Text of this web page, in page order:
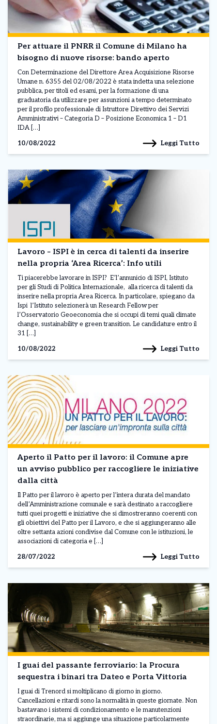
Per attuare il PNRR il Comune di Milano ha
bisogno di nuove risorse: bando aperto
Con Determinazione del Direttore Area Acquisizione Risorse
Umane n. 6355 del 02/08/2022 è stata indetta una selezione
pubblica, per titoli ed esami, per la formazione di una
graduatoria da utilizzare per assunzioni a tempo determinato
per il profilo professionale di Istruttore Direttivo dei Servizi
Amministrativi – Categoria D – Posizione Economica 1 – D1
IDA […]
10/08/2022
Leggi Tutto
Lavoro – ISPI è in cerca di talenti da inserire
nella propria ‘Area Ricerca’: Info utili
Ti piacerebbe lavorare in ISPI? E’l’annunicio di ISPI, Istituto
per gli Studi di Politica Internazionale, alla ricerca di talenti da
inserire nella propria Area Ricerca. In particolare, spiegano da
Ispi l’Istituto selezionerà un Research Fellow per
l’Osservatorio Geoeconomia che si occupi di temi quali climate
change, sustainability e green transition. Le candidature entro il
31 […]
10/08/2022
Leggi Tutto
Aperto il Patto per il lavoro: il Comune apre
un avviso pubblico per raccogliere le iniziative
dalla città
Il Patto per il lavoro è aperto per l’intera durata del mandato
dell’Amministrazione comunale e sarà destinato a raccogliere
tutti quei progetti e iniziative che si dimostreranno coerenti con
gli obiettivi del Patto per il Lavoro, e che si aggiungeranno alle
oltre settanta azioni condivise dal Comune con le istituzioni, le
associazioni di categoria e […]
28/07/2022
Leggi Tutto
I guai del passante ferroviario: la Procura
sequestra i binari tra Dateo e Porta Vittoria
I guai di Trenord si moltiplicano di giorno in giorno.
Cancellazioni e ritardi sono la normalità in queste giornate. Non
bastavano i sistemi di condizionamento e le manutenzioni
straordinarie, ma si aggiunge una situazione particolarmente